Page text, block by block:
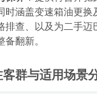
时涵盖变速箱油更换
排查、以及为二手迈
备翻新。
群与适用场景